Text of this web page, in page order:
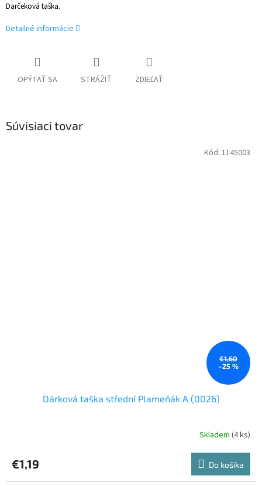
Darčeková taška.
Detailné informácie
OPÝTAŤ SA STRÁŽIŤ ZDIEĽAŤ
Súvisiaci tovar
€1,60
–25 %
Dárková taška střední Plameňák A (0026)
Skladem (4 ks)
€1,19 Do košíka
Kód: 1145003